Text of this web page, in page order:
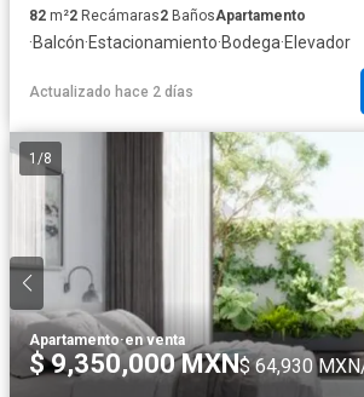
82 m²2 Recámaras2 BañosApartamento
·Balcón·Estacionamiento·Bodega·Elevador
Actualizado hace 2 días
1 /8
Apartamento·en venta
$ 9,350,000 MXN$ 64,930